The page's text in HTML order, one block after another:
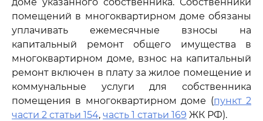
помещений в многоквартирном доме обязаны
уплачивать ежемесячные взносы на
капитальный ремонт общего имущества в
многоквартирном доме, взнос на капитальный
ремонт включен в плату за жилое помещение и
коммунальные услуги для собственника
помещения в многоквартирном доме (пункт 2
части 2 статьи 154, часть 1 статьи 169 ЖК РФ).